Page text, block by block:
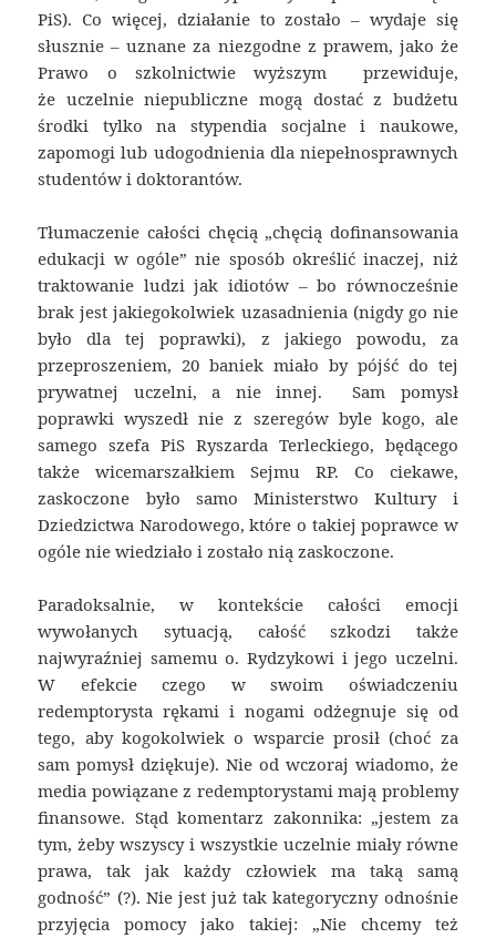
PiS). Co więcej, działanie to zostało – wydaje się
słusznie – uznane za niezgodne z prawem, jako że
Prawo o szkolnictwie wyższym przewiduje,
że uczelnie niepubliczne mogą dostać z budżetu
środki tylko na stypendia socjalne i naukowe,
zapomogi lub udogodnienia dla niepełnosprawnych
studentów i doktorantów.
Tłumaczenie całości chęcią „chęcią dofinansowania
edukacji w ogóle” nie sposób określić inaczej, niż
traktowanie ludzi jak idiotów – bo równocześnie
brak jest jakiegokolwiek uzasadnienia (nigdy go nie
było dla tej poprawki), z jakiego powodu, za
przeproszeniem, 20 baniek miało by pójść do tej
prywatnej uczelni, a nie innej. Sam pomysł
poprawki wyszedł nie z szeregów byle kogo, ale
samego szefa PiS Ryszarda Terleckiego, będącego
także wicemarszałkiem Sejmu RP. Co ciekawe,
zaskoczone było samo Ministerstwo Kultury i
Dziedzictwa Narodowego, które o takiej poprawce w
ogóle nie wiedziało i zostało nią zaskoczone.
Paradoksalnie, w kontekście całości emocji
wywołanych sytuacją, całość szkodzi także
najwyraźniej samemu o. Rydzykowi i jego uczelni.
W efekcie czego w swoim oświadczeniu
redemptorysta rękami i nogami odżegnuje się od
tego, aby kogokolwiek o wsparcie prosił (choć za
sam pomysł dziękuje). Nie od wczoraj wiadomo, że
media powiązane z redemptorystami mają problemy
finansowe. Stąd komentarz zakonnika: „jestem za
tym, żeby wszyscy i wszystkie uczelnie miały równe
prawa, tak jak każdy człowiek ma taką samą
godność” (?). Nie jest już tak kategoryczny odnośnie
przyjęcia pomocy jako takiej: „Nie chcemy też